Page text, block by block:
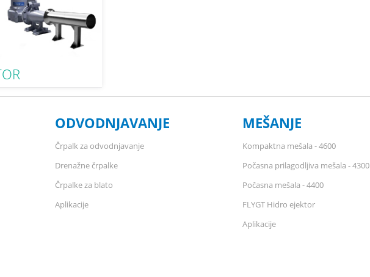
ODVODNJAVANJE
Črpalk za odvodnjavanje
Drenažne črpalke
Črpalke za blato
Aplikacije
MEŠANJE
Kompaktna mešala - 4600
Počasna prilagodljiva mešala - 4300
Počasna mešala - 4400
FLYGT Hidro ejektor
Aplikacije